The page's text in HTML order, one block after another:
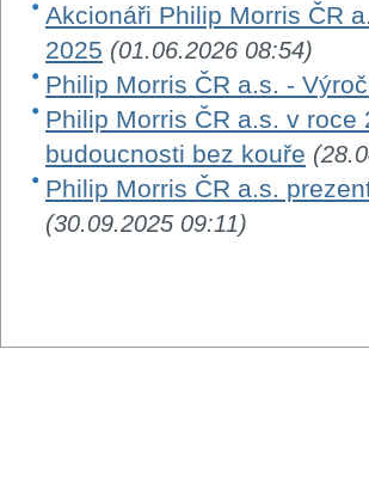
Akcionáři Philip Morris ČR
2025 (01.06.2026 08:54)
Philip Morris ČR a.s. -
Philip Morris ČR a.s. v
budoucnosti bez kouře
Philip Morris ČR a.s.
(30.09.2025 09:11)